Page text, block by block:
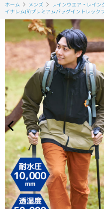
ホーム メンズ レインウエア・レイン
イナレム(R)プレミアムバッグイントレック